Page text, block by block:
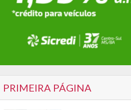
PRIMEIRA PÁGINA